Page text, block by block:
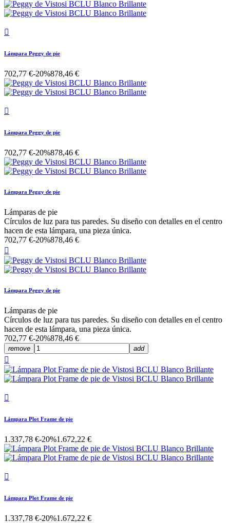

Lámpara Peggy de pie
702,77 €-20%878,46 €

Lámpara Peggy de pie
702,77 €-20%878,46 €
Lámpara Peggy de pie
Lámparas de pie
Círculos de luz para tus paredes. Su diseño con detalles en el centro
hacen de esta lámpara, una pieza única.
702,77 €-20%878,46 €

Lámpara Peggy de pie
Lámparas de pie
Círculos de luz para tus paredes. Su diseño con detalles en el centro
hacen de esta lámpara, una pieza única.
702,77 €-20%878,46 €
remove add


Lámpara Plot Frame de pie
1.337,78 €-20%1.672,22 €

Lámpara Plot Frame de pie
1.337,78 €-20%1.672,22 €